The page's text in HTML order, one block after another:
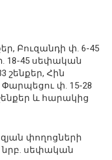
Բուզանդի փ. 6-45
18-45 սեփական
շենքեր, Հին
Փարպեցու փ. 15-28
և հարակից
փողոցների
սեփական